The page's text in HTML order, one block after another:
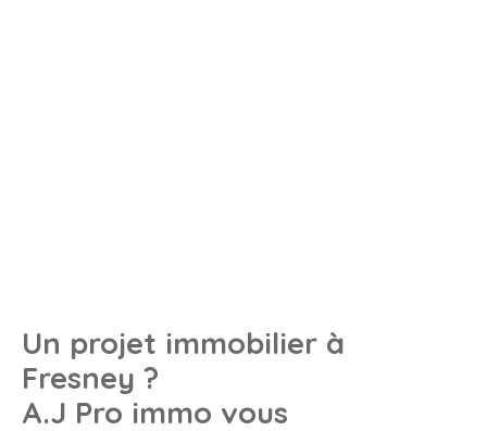
Un projet immobilier à
Fresney ?
A.J Pro immo vous